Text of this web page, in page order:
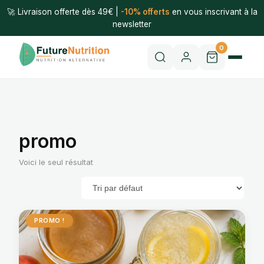
🚀 Livraison offerte dès 49€ | -10% offerts en vous inscrivant à la
newsletter
0
promo
Voici le seul résultat
PROMO !